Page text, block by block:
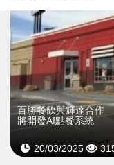
百勝餐飲與輝達合作
將開發AI點餐系統
20/03/2025